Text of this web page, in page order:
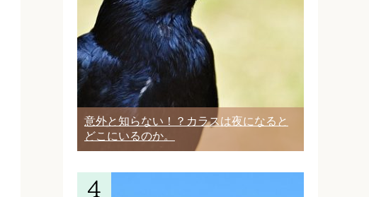
意外と知らない！？カラスは夜になると
どこにいるのか。